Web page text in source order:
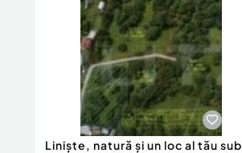
Liniște, natură și un loc al tău sub